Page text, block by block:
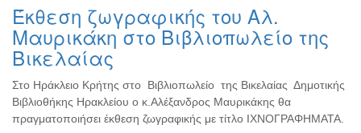
Ζωγραφική
Φωτογραφία
Τραγούδι
Μουσική
Κινηματογράφος
Έκθεση ζωγραφικής του Αλ.
Μαυρικάκη στο Βιβλιοπωλείο της
Βικελαίας
Στο Ηράκλειο Κρήτης στο Βιβλιοπωλείο της Βικελαίας Δημοτικής
Βιβλιοθήκης Ηρακλείου ο κ.Αλέξανδρος Μαυρικάκης θα
πραγματοποιήσει έκθεση ζωγραφικής με τίτλο ΙΧΝΟΓΡΑΦΗΜΑΤΑ.